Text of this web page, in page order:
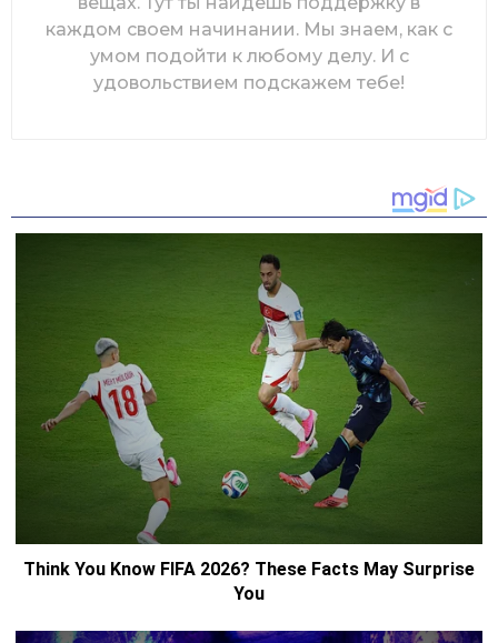
каждом своем начинании. Мы знаем, как с
умом подойти к любому делу. И с
удовольствием подскажем тебе!